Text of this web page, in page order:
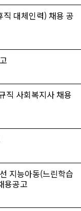
대체인력) 채용 공
직 사회복지사 채용
지능아동(느린학습
용공고